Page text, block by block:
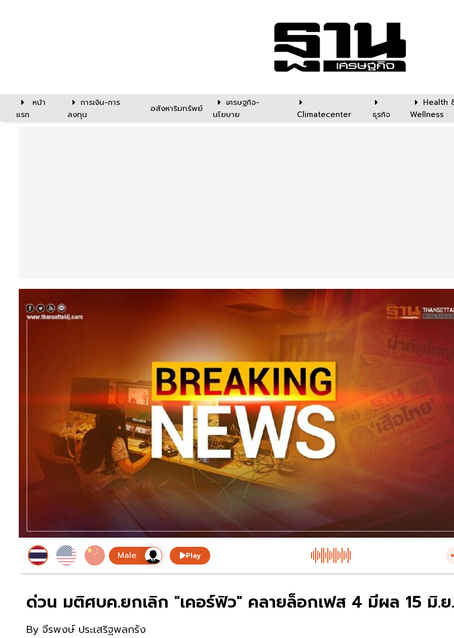
หน้า
แรก
การเงิน-การ
ลงทุน
อสังหาริมทรัพย์
เศรษฐกิจ-
นโยบาย
Climatecenter ธุรกิจ
Health
Wellness
Play
ด่วน มติศบค.ยกเลิก "เคอร์ฟิว" คลายล็อกเฟส 4 มีผล 15 มิ.ย.
By จีรพงษ์ ประเสริฐพลกรัง